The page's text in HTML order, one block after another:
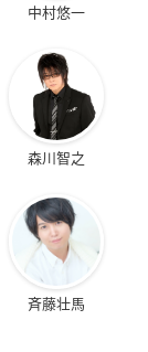
中村悠一
森川智之
斉藤壮馬